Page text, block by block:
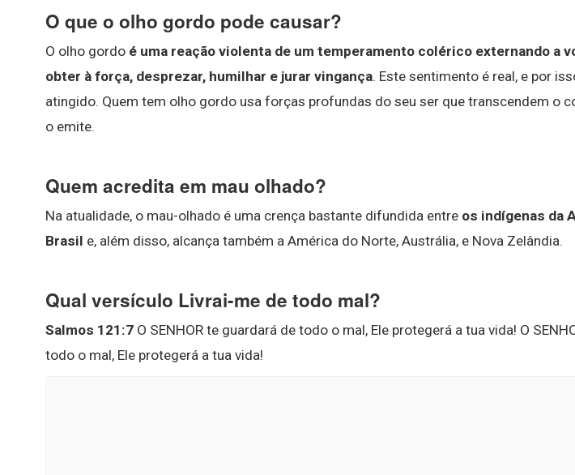
O que o olho gordo pode causar?
O olho gordo é uma reação violenta de um temperamento colérico externando a
obter à força, desprezar, humilhar e jurar vingança. Este sentimento é real, e por
atingido. Quem tem olho gordo usa forças profundas do seu ser que transcendem o
o emite.
Quem acredita em mau olhado?
Na atualidade, o mau-olhado é uma crença bastante difundida entre os indígenas da
Brasil e, além disso, alcança também a América do Norte, Austrália, e Nova Zelândia.
Qual versículo Livrai-me de todo mal?
Salmos 121:7 O SENHOR te guardará de todo o mal, Ele protegerá a tua vida! O
todo o mal, Ele protegerá a tua vida!